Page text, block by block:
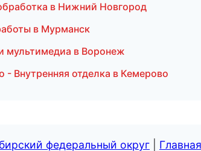
в Нижний Новгород
в Мурманск
мультимедиа в Воронеж
Внутренняя отделка в Кемерово
федеральный округ